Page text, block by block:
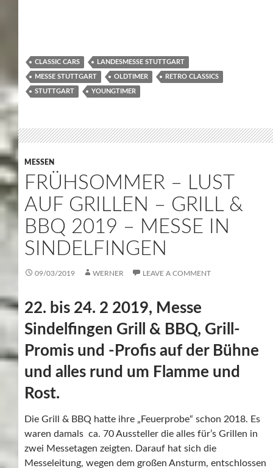
CLASSIC CARS LANDESMESSE STUTTGART
MESSE STUTTGART OLDTIMER RETRO CLASSICS
STUTTGART YOUNGTIMER
MESSEN
FRÜHSOMMER – LUST
AUF GRILLEN – GRILL &
BBQ 2019 – MESSE IN
SINDELFINGEN
09/03/2019 WERNER LEAVE A COMMENT
22. bis 24. 2 2019, Messe
Sindelfingen Grill & BBQ, Grill-
Promis und -Profis auf der Bühne
und alles rund um Flamme und
Rost.
Die Grill & BBQ hatte ihre „Feuerprobe“ schon 2018. Es
waren damals ca. 70 Aussteller die alles für’s Grillen in
zwei Messetagen zeigten. Darauf hat sich die
Messeleitung, wegen dem großen Ansturm, entschlossen